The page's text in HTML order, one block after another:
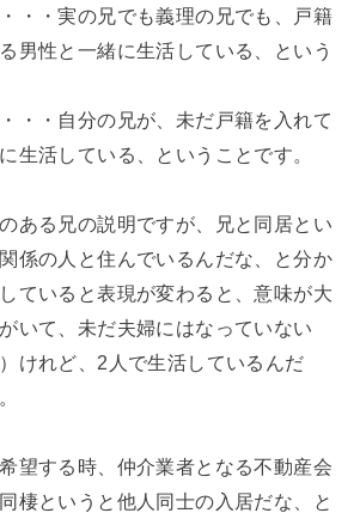
・・実の兄でも義理の兄でも、戸籍
男性と一緒に生活している、という
・・自分の兄が、未だ戸籍を入れて
生活している、ということです。
ある兄の説明ですが、兄と同居とい
係の人と住んでいるんだな、と分か
ていると表現が変わると、意味が大
いて、未だ夫婦にはなっていない
けれど、2人で生活しているんだ
望する時、仲介業者となる不動産会
棲というと他人同士の入居だな、と